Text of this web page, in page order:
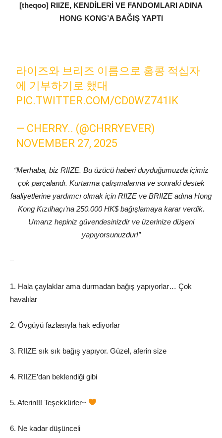
[theqoo] RIIZE, KENDİLERİ VE FANDOMLARI ADINA
HONG KONG’A BAĞIŞ YAPTI
라이즈와 브리즈 이름으로 홍콩 적십자
에 기부하기로 했대
PIC.TWITTER.COM/CD0WZ741IK
— CHERRY.. (@CHRRYEVER)
NOVEMBER 27, 2025
“Merhaba, biz RIIZE. Bu üzücü haberi duyduğumuzda içimiz
çok parçalandı. Kurtarma çalışmalarına ve sonraki destek
faaliyetlerine yardımcı olmak için RIIZE ve BRIIZE adına Hong
Kong Kızılhaçı’na 250.000 HK$ bağışlamaya karar verdik.
Umarız hepiniz güvendesinizdir ve üzerinize düşeni
yapıyorsunuzdur!”
–
1. Hala çaylaklar ama durmadan bağış yapıyorlar… Çok
havalılar
2. Övgüyü fazlasıyla hak ediyorlar
3. RIIZE sık sık bağış yapıyor. Güzel, aferin size
4. RIIZE’dan beklendiği gibi
5. Aferin!!! Teşekkürler~
6. Ne kadar düşünceli